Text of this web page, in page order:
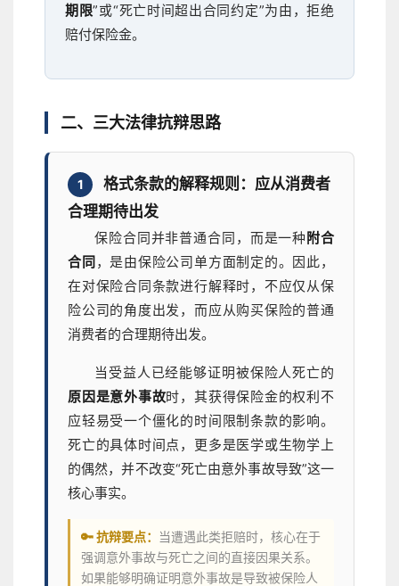
期限”或“死亡时间超出合同约定”为由，拒绝
赔付保险金。
二、三大法律抗辩思路
1
格式条款的解释规则：应从消费者
合理期待出发
保险合同并非普通合同，而是一种附合
合同，是由保险公司单方面制定的。因此，
在对保险合同条款进行解释时，不应仅从保
险公司的角度出发，而应从购买保险的普通
消费者的合理期待出发。
当受益人已经能够证明被保险人死亡的
原因是意外事故时，其获得保险金的权利不
应轻易受一个僵化的时间限制条款的影响。
死亡的具体时间点，更多是医学或生物学上
的偶然，并不改变“死亡由意外事故导致”这一
核心事实。
🔑 抗辩要点：
当遭遇此类拒赔时，核心在于
强调意外事故与死亡之间的直接因果关系。
如果能够明确证明意外事故是导致被保险人